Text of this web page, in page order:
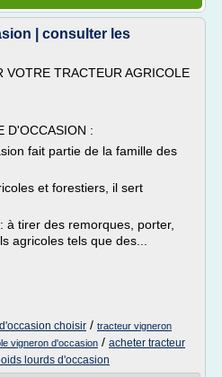
| consulter les
VOTRE TRACTEUR AGRICOLE
D'OCCASION :
fait partie de la famille des
et forestiers, il sert
des remorques, porter,
agricoles tels que des...
choisir / tracteur vigneron
vigneron d'occasion / acheter tracteur
lourds d'occasion